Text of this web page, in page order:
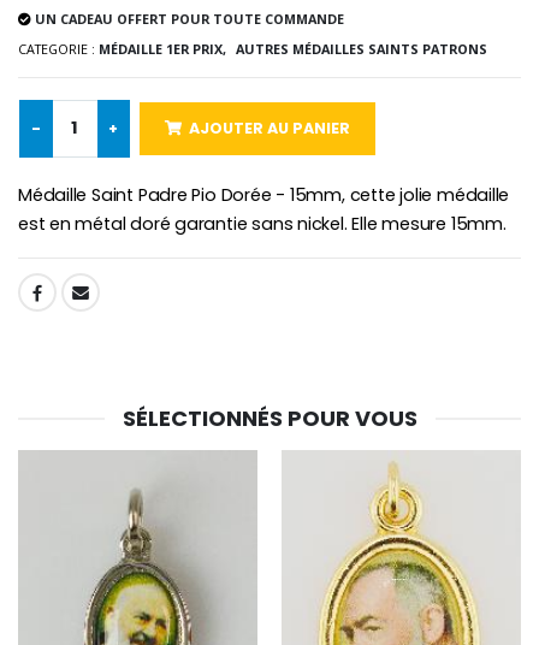
€4.95
-25%
€9.90
€4.90
€2.50
€23.00
UN CADEAU OFFERT POUR TOUTE COMMANDE
CATEGORIE : MÉDAILLE 1ER PRIX, AUTRES MÉDAILLES SAINTS PATRONS
- + AJOUTER AU PANIER
Médaille Saint Padre Pio Dorée - 15mm, cette jolie médaille
est en métal doré garantie sans nickel. Elle mesure 15mm.
SHARE:
SÉLECTIONNÉS POUR VOUS